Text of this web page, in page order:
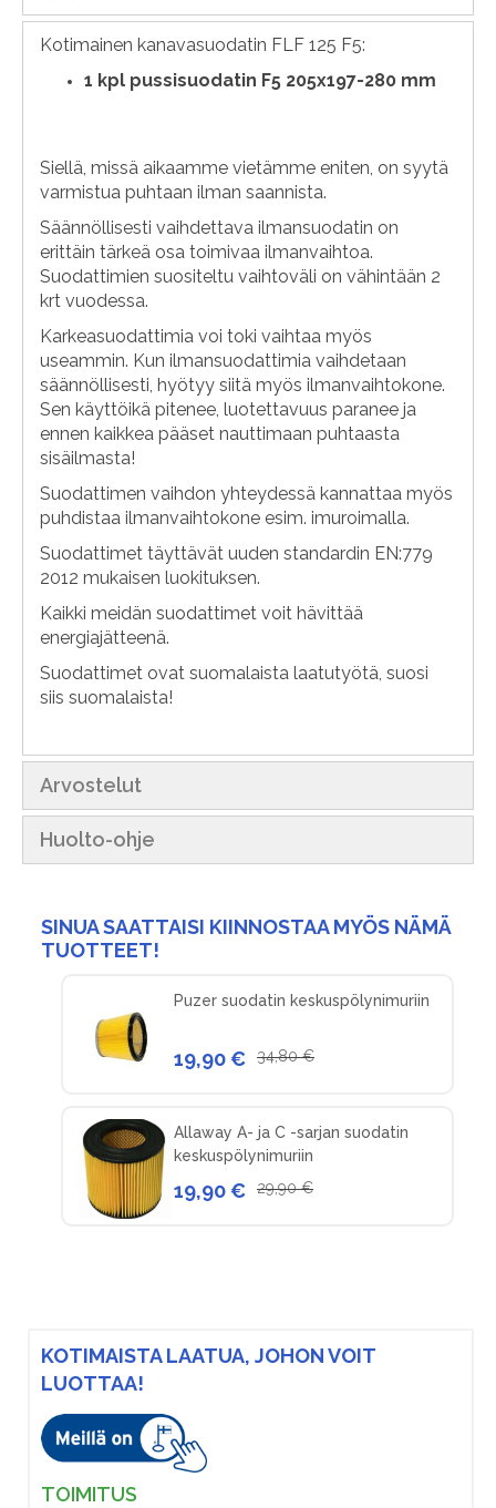
Kotimainen kanavasuodatin FLF 125 F5:
1 kpl pussisuodatin F5 205x197-280 mm
Siellä, missä aikaamme vietämme eniten, on syytä
varmistua puhtaan ilman saannista.
Säännöllisesti vaihdettava ilmansuodatin on
erittäin tärkeä osa toimivaa ilmanvaihtoa.
Suodattimien suositeltu vaihtoväli on vähintään 2
krt vuodessa.
Karkeasuodattimia voi toki vaihtaa myös
useammin. Kun ilmansuodattimia vaihdetaan
säännöllisesti, hyötyy siitä myös ilmanvaihtokone.
Sen käyttöikä pitenee, luotettavuus paranee ja
ennen kaikkea pääset nauttimaan puhtaasta
sisäilmasta!
Suodattimen vaihdon yhteydessä kannattaa myös
puhdistaa ilmanvaihtokone esim. imuroimalla.
Suodattimet täyttävät uuden standardin EN:779
2012 mukaisen luokituksen.
Kaikki meidän suodattimet voit hävittää
energiajätteenä.
Suodattimet ovat suomalaista laatutyötä, suosi
siis suomalaista!
Arvostelut
Huolto-ohje
KOTIMAISTA LAATUA, JOHON VOIT
LUOTTAA!
TOIMITUS
SINUA SAATTAISI KIINNOSTAA MYÖS NÄMÄ
TUOTTEET!
Puzer suodatin keskuspölynimuriin
19,90 € 34,80 €
Allaway A- ja C -sarjan suodatin
keskuspölynimuriin
19,90 € 29,90 €